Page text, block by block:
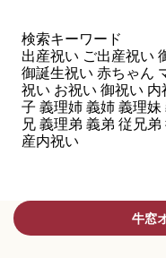
検索キーワード
出産祝い ご出産祝い
御誕生祝い 赤ちゃん
祝い お祝い 御祝い
子 義理姉 義姉 義理
兄 義理弟 義弟 従兄
産内祝い
牛窓